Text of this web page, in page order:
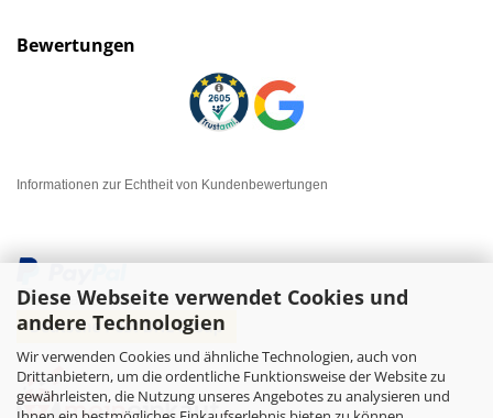
Diese Webseite verwendet Cookies und
andere Technologien
Wir verwenden Cookies und ähnliche Technologien, auch von
Drittanbietern, um die ordentliche Funktionsweise der Website zu
gewährleisten, die Nutzung unseres Angebotes zu analysieren und
Bewertungen
Informationen zur Echtheit von Kundenbewertungen